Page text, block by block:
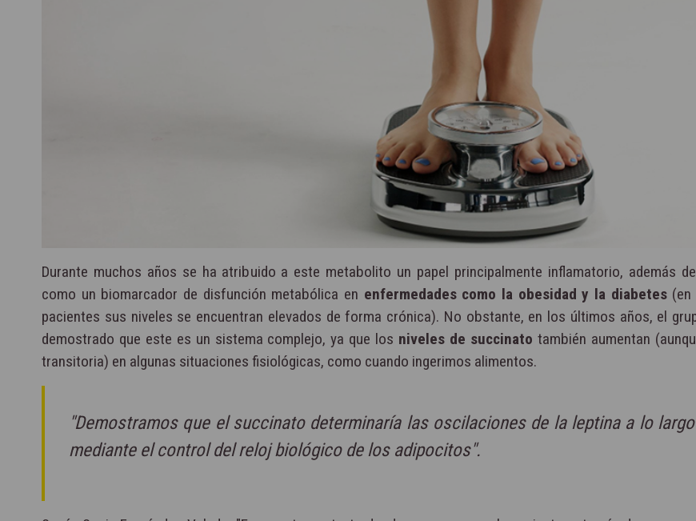
Durante muchos años se ha atribuido a este metabolito un papel principalmente inflamatorio, además
como un biomarcador de disfunción metabólica en enfermedades como la obesidad y la diabetes(en
pacientes sus niveles se encuentran elevados de forma crónica). No obstante, en los últimos años, el
demostrado que este es un sistema complejo, ya que los niveles de succinato también aumentan
transitoria) en algunas situaciones fisiológicas, como cuando ingerimos alimentos.
"Demostramos que el succinato determinaría las oscilaciones de la leptina a lo
mediante el control del reloj biológico de los adipocitos".